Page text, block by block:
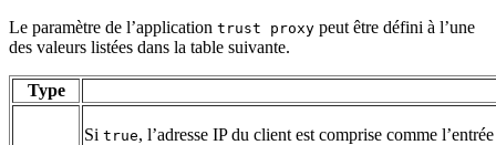
Le paramètre de l’application trust proxy peut être défini à l’une
des valeurs listées dans la table suivante.
Type
Si true, l’adresse IP du client est comprise comme